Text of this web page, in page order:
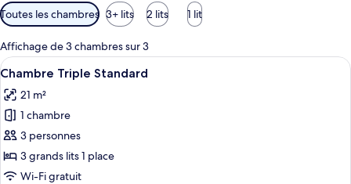
Filtres
disponibles
pour
les
chambres
Toutes les chambres 3+ lits 2 lits 1 lit
Affichage de 3 chambres sur 3
Afficher
toutes
les
photos
pour
ce
type
Une chambre d’hôtel avec deux
5
Chambre Triple Standard
21 m²
1 chambre
3 personnes
3 grands lits 1 place
Wi-Fi gratuit